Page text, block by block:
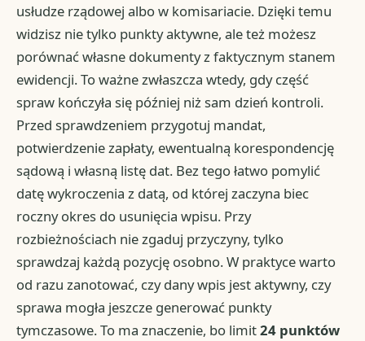
usłudze rządowej albo w komisariacie. Dzięki temu
widzisz nie tylko punkty aktywne, ale też możesz
porównać własne dokumenty z faktycznym stanem
ewidencji. To ważne zwłaszcza wtedy, gdy część
spraw kończyła się później niż sam dzień kontroli.
Przed sprawdzeniem przygotuj mandat,
potwierdzenie zapłaty, ewentualną korespondencję
sądową i własną listę dat. Bez tego łatwo pomylić
datę wykroczenia z datą, od której zaczyna biec
roczny okres do usunięcia wpisu. Przy
rozbieżnościach nie zgaduj przyczyny, tylko
sprawdzaj każdą pozycję osobno. W praktyce warto
od razu zanotować, czy dany wpis jest aktywny, czy
sprawa mogła jeszcze generować punkty
tymczasowe. To ma znaczenie, bo limit24 punktów